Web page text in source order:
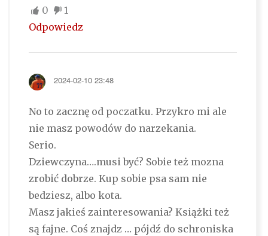
0
1
Odpowiedz
2024-02-10 23:48
No to zacznę od poczatku. Przykro mi ale
nie masz powodów do narzekania.
Serio.
Dziewczyna….musi być? Sobie też mozna
zrobić dobrze. Kup sobie psa sam nie
bedziesz, albo kota.
Masz jakieś zainteresowania? Książki też
są fajne. Coś znajdz … pójdź do schroniska